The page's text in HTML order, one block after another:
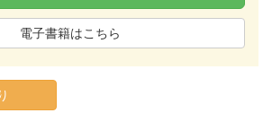
電子書籍はこちら